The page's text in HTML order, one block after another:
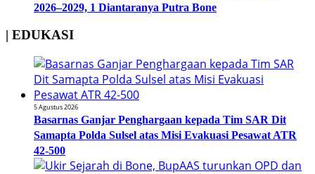
2026–2029, 1 Diantaranya Putra Bone
| EDUKASI
5 Agustus 2026
Basarnas Ganjar Penghargaan kepada Tim SAR Dit
Samapta Polda Sulsel atas Misi Evakuasi Pesawat ATR
42-500